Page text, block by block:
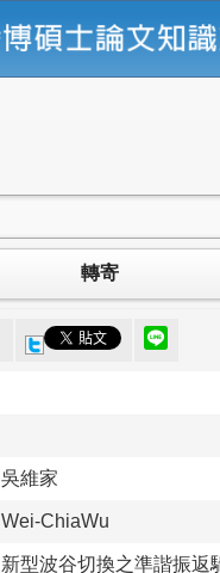
轉寄
吳維家
Wei-ChiaWu
新型波谷切換之準諧振返